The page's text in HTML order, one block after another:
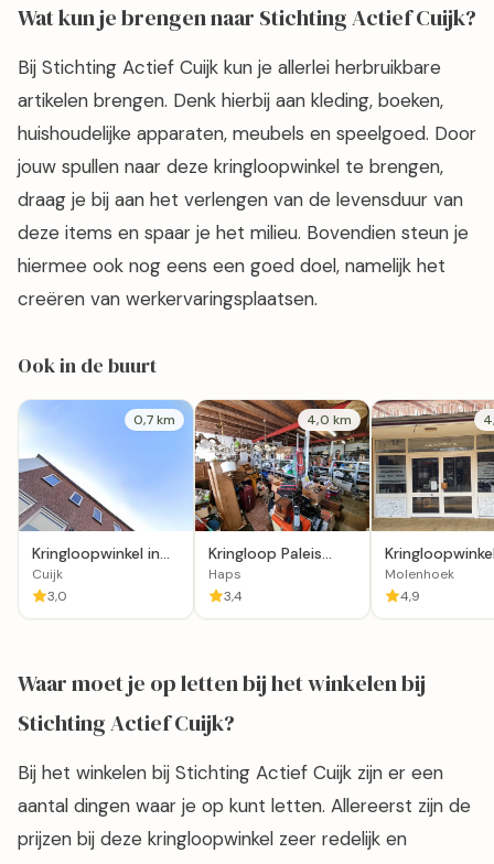
Wat kun je brengen naar Stichting Actief Cuijk?
Bij Stichting Actief Cuijk kun je allerlei herbruikbare
artikelen brengen. Denk hierbij aan kleding, boeken,
huishoudelijke apparaten, meubels en speelgoed. Door
jouw spullen naar deze kringloopwinkel te brengen,
draag je bij aan het verlengen van de levensduur van
deze items en spaar je het milieu. Bovendien steun je
hiermee ook nog eens een goed doel, namelijk het
creëren van werkervaringsplaatsen.
Ook in de buurt
0,7 km
Kringloopwinkel in
Cuijk
Cuijk
3,0
4,0 km
Kringloop Paleis
Zuid in Haps
Haps
3,4
Jouw2dekans
Molenhoek
Molenhoek
4,9
Waar moet je op letten bij het winkelen bij
Stichting Actief Cuijk?
Bij het winkelen bij Stichting Actief Cuijk zijn er een
aantal dingen waar je op kunt letten. Allereerst zijn de
prijzen bij deze kringloopwinkel zeer redelijk en